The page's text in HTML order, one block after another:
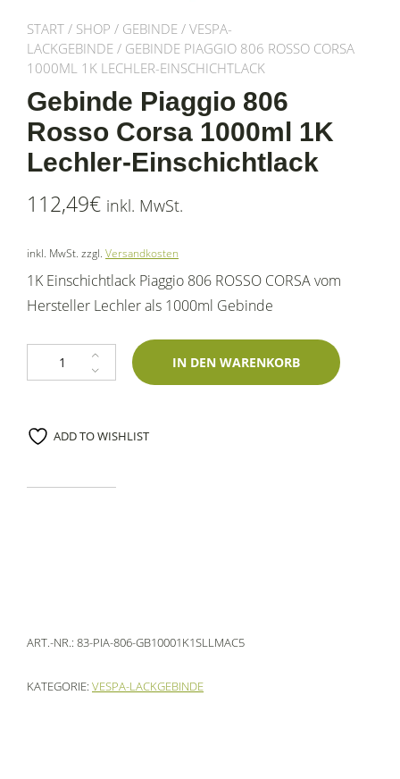
START / SHOP / GEBINDE / VESPA-
LACKGEBINDE / GEBINDE PIAGGIO 806 ROSSO CORSA
1000ML 1K LECHLER-EINSCHICHTLACK
Gebinde Piaggio 806
Rosso Corsa 1000ml 1K
Lechler-Einschichtlack
112,49€ inkl. MwSt.
inkl. MwSt. zzgl. Versandkosten
1K Einschichtlack Piaggio 806 ROSSO CORSA vom
Hersteller Lechler als 1000ml Gebinde
Gebinde Piaggio 806 Rosso Corsa 1000ml 1K Lechler-Einschichtlack
IN DEN WARENKORB
ADD TO WISHLIST
ART.-NR.: 83-PIA-806-GB10001K1SLLMAC5
KATEGORIE: VESPA-LACKGEBINDE